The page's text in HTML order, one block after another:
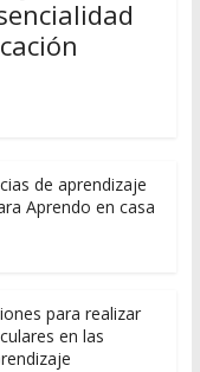
de aprendizaje
Aprendo en casa
para realizar
en las